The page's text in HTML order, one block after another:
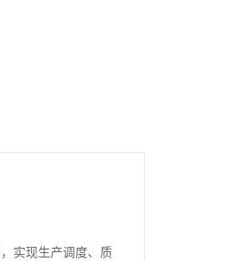
实现生产调度、质